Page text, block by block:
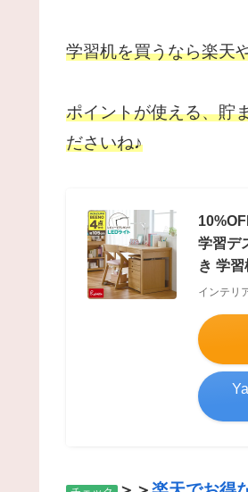
学習机を買うなら楽天
ポイントが使える、貯
ださいね♪
学習デ
き 学
インテリ